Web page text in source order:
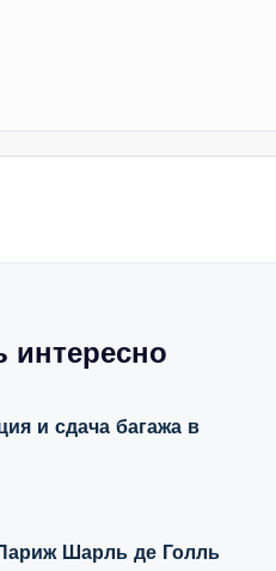
и сдача багажа в
Шарль де Голль